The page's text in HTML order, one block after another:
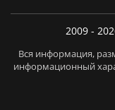
2009 -
Вся информация,
информационный